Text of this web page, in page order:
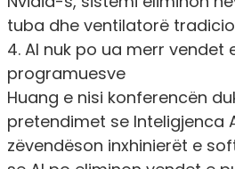
tuba dhe ventilatorë
4. AI nuk po ua merr vendet
programuesve
Huang e nisi konferencën
pretendimet se Inteligjenca
zëvendëson inxhinierët e